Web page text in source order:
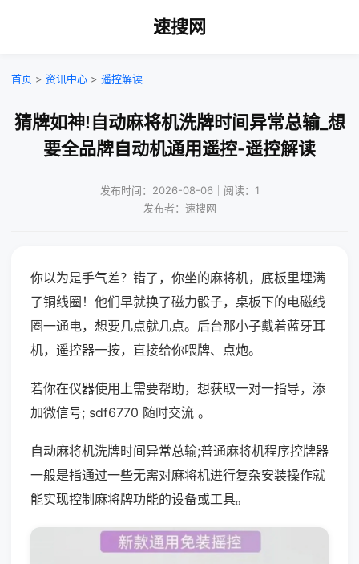
速搜网
首页 > 资讯中心 > 遥控解读
猜牌如神!自动麻将机洗牌时间异常总输_想
要全品牌自动机通用遥控-遥控解读
发布时间：2026-08-06｜阅读：1
发布者：速搜网
你以为是手气差？错了，你坐的麻将机，底板里埋满
了铜线圈！他们早就换了磁力骰子，桌板下的电磁线
圈一通电，想要几点就几点。后台那小子戴着蓝牙耳
机，遥控器一按，直接给你喂牌、点炮。
若你在仪器使用上需要帮助，想获取一对一指导，添
加微信号; sdf6770 随时交流 。
自动麻将机洗牌时间异常总输;普通麻将机程序控牌器
一般是指通过一些无需对麻将机进行复杂安装操作就
能实现控制麻将牌功能的设备或工具。